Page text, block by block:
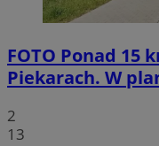
FOTO Ponad 15
Piekarach. W
2
13